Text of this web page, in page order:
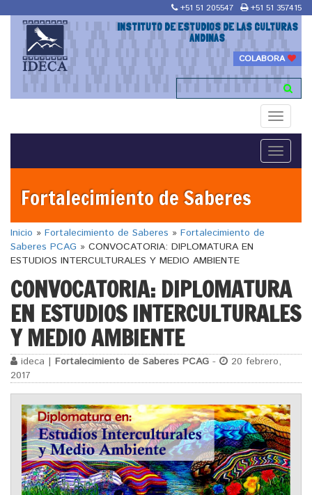
+51 51 205547 +51 51 357415
INSTITUTO DE ESTUDIOS DE LAS CULTURAS
ANDINAS
COLABORA
Toggle
Toggle
Fortalecimiento de Saberes
Inicio » Fortalecimiento de Saberes » Fortalecimiento de
Saberes PCAG » CONVOCATORIA: DIPLOMATURA EN
ESTUDIOS INTERCULTURALES Y MEDIO AMBIENTE
CONVOCATORIA: DIPLOMATURA
EN ESTUDIOS INTERCULTURALES
Y MEDIO AMBIENTE
ideca | Fortalecimiento de Saberes PCAG -
20 febrero,
2017